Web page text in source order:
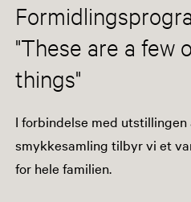
"These are a few
things"
I forbindelse med
smykkesamling tilbyr vi et
for hele familien.